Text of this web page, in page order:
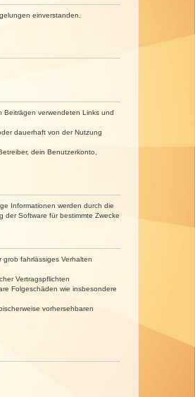
einverstanden.
Beiträgen verwendeten Links und
dauerhaft von der Nutzung
dein Benutzerkonto,
Informationen werden durch die
der Software für bestimmte Zwecke
fahrlässiges Verhalten
Vertragspflichten
Folgeschäden wie insbesondere
vorhersehbaren